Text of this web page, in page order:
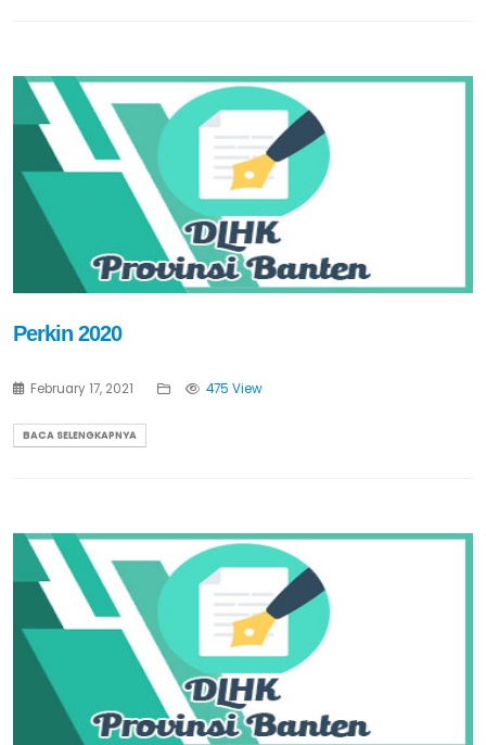
Perkin 2020
February 17, 2021 475 View
BACA SELENGKAPNYA